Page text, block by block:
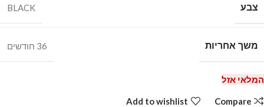
צבע BLACK
משך אחריות 36 חודשים
המלאי אזל
Compare
Add to wishlist